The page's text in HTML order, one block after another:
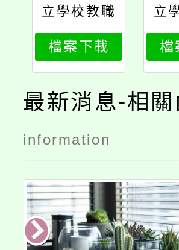
立學校教職
員個人專戶
制退撫儲金
收支管理運
用辦法
檔案下載
立
員
制
收
用
檔
最新消息-相關
information